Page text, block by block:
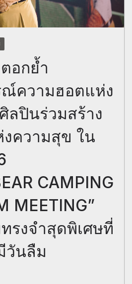
อกย้ำ
ณ์ความฮอตแห่ง
ปินร่วมสร้าง
ความสุข ใน
CAMPING
MEETING”
รงจำสุดพิเศษที่
วันลืม